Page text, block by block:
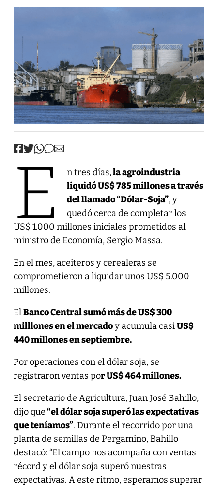
E n tres días,la agroindustria
liquidó US$ 785 millones a través
del llamado “Dólar-Soja”, y
quedó cerca de completar los
US$ 1.000 millones iniciales prometidos al
ministro de Economía, Sergio Massa.
En el mes, aceiteros y cerealeras se
comprometieron a liquidar unos US$ 5.000
millones.
ElBanco Central sumó más de US$ 300
milllones en el mercadoy acumula casiUS$
440 millones en septiembre.
Por operaciones con el dólar soja, se
registraron ventas por US$ 464 millones.
El secretario de Agricultura, Juan José Bahillo,
dijo que“el dólar soja superó las expectativas
que teníamos”. Durante el recorrido por una
planta de semillas de Pergamino, Bahillo
destacó: “El campo nos acompaña con ventas
récord y el dólar soja superó nuestras
expectativas. A este ritmo, esperamos superar